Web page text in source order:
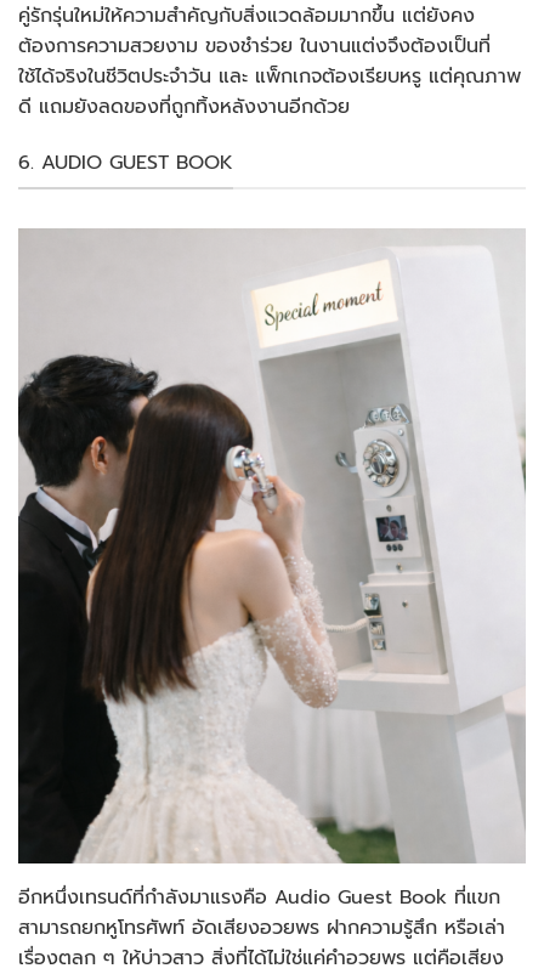
คู่รักรุ่นใหม่ให้ความสำคัญกับสิ่งแวดล้อมมากขึ้น แต่ยังคง
ต้องการความสวยงาม ของชำร่วย ในงานแต่งจึงต้องเป็นที่
ใช้ได้จริงในชีวิตประจำวัน และ แพ็กเกจต้องเรียบหรู แต่คุณภาพ
ดี แถมยังลดของที่ถูกทิ้งหลังงานอีกด้วย
6. AUDIO GUEST BOOK
อีกหนึ่งเทรนด์ที่กำลังมาแรงคือ Audio Guest Book ที่แขก
สามารถยกหูโทรศัพท์ อัดเสียงอวยพร ฝากความรู้สึก หรือเล่า
เรื่องตลก ๆ ให้บ่าวสาว สิ่งที่ได้ไม่ใช่แค่คำอวยพร แต่คือเสียง